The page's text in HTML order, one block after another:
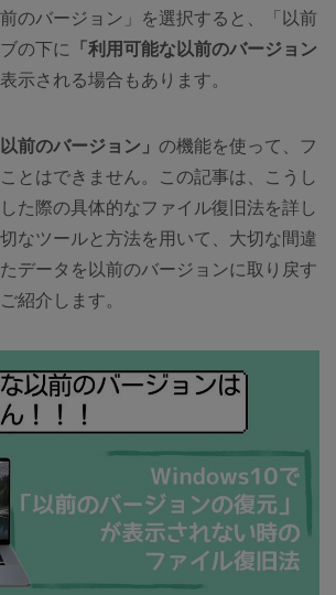
のバージョン」を選択すると、「以前
の下に 「利用可能な以前のバージョン
示される場合もあります。
以前のバージョン」 の機能を使って、フ
とはできません。この記事は、こうし
た際の具体的なファイル復旧法を詳し
なツールと方法を用いて、大切な間違
データを以前のバージョンに取り戻す
紹介します。